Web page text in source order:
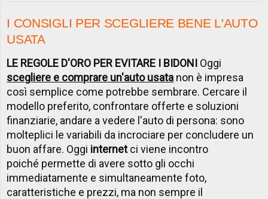
I CONSIGLI PER SCEGLIERE BENE L'AUTO
USATA
LE REGOLE D'ORO PER EVITARE I BIDONI Oggi
scegliere e comprare un'auto usata non è impresa
così semplice come potrebbe sembrare. Cercare il
modello preferito, confrontare offerte e soluzioni
finanziarie, andare a vedere l'auto di persona: sono
molteplici le variabili da incrociare per concludere un
buon affare. Oggi internetci viene incontro
poiché permette di avere sotto gli occhi
immediatamente e simultaneamente foto,
caratteristiche e prezzi, ma non sempre il